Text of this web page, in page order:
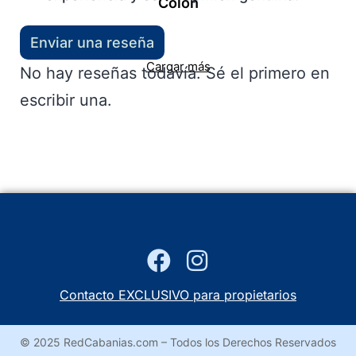
Cargar más
Enviar una reseña
No hay reseñas todavía. Sé el primero en
escribir una.
Contacto EXCLUSIVO para propietarios
© 2025 RedCabanias.com – Todos los Derechos Reservados